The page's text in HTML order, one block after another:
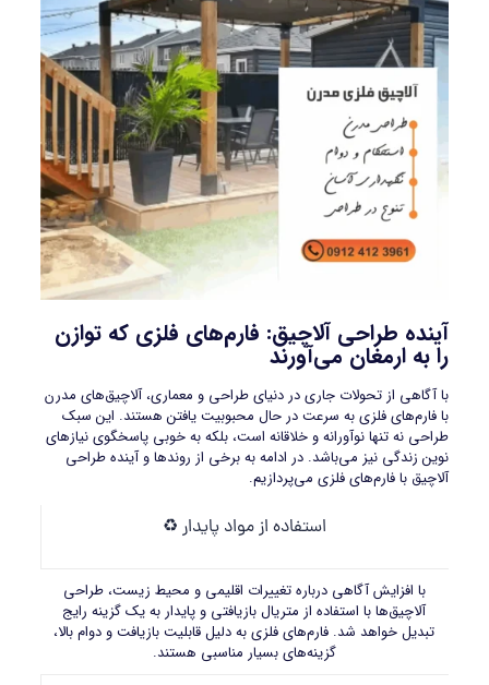
آینده طراحی آلاچیق: فارم‌های فلزی که توازن
را به ارمغان می‌آورند
با آگاهی از تحولات جاری در دنیای طراحی و معماری، آلاچیق‌های مدرن
با فارم‌های فلزی به سرعت در حال محبوبیت یافتن هستند. این سبک
طراحی نه تنها نوآورانه و خلاقانه است، بلکه به‌ خوبی پاسخگوی نیازهای
نوین زندگی نیز می‌باشد. در ادامه به برخی از روندها و آینده طراحی
آلاچیق با فارم‌های فلزی می‌پردازیم.
استفاده از مواد پایدار ♻️
با افزایش آگاهی درباره تغییرات اقلیمی و محیط زیست، طراحی
آلاچیق‌ها با استفاده از متریال بازیافتی و پایدار به یک گزینه رایج
تبدیل خواهد شد. فارم‌های فلزی به دلیل قابلیت بازیافت و دوام بالا،
گزینه‌های بسیار مناسبی هستند.